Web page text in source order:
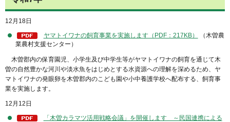
12月18日
ヤマトイワナの飼育事業を実施します（PDF：217KB）
（木曽農
業農村支援センター）
木曽郡内の保育園児、小学生及び中学生等がヤマトイワナの飼育を通じて木
曽の自然豊かな河川や淡水魚をはじめとする水資源への理解を深めるため、ヤ
マトイワナの発眼卵を木曽郡内のこども園や小中養護学校へ配布する、飼育事
業を実施します。
12月12日
「木曽カラマツ活用戦略会議」を開催します ～民国連携による